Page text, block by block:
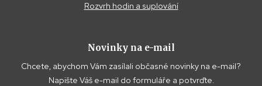
Rozvrh hodin a suplování
Novinky na e-mail
Chcete, abychom Vám zasílali občasné novinky na e-mail?
Napište Váš e-mail do formuláře a potvrďte.